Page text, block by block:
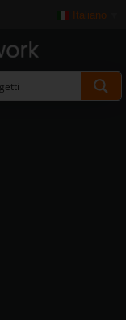
Italiano